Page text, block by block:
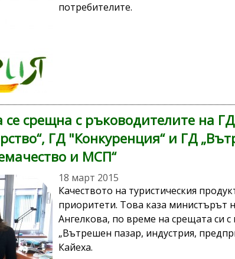
потребителите.
срещна с ръководителите на ГД
ГД "Конкуренция“ и ГД
и МСП“
18 март 2015
Качеството на туристическия
приоритети. Това каза министърът
Ангелкова, по време на срещата си
„Вътрешен пазар, индустрия,
Кайеха.